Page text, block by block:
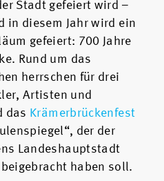
Stadt gefeiert wird –
in diesem Jahr wird ein
gefeiert: 700 Jahre
Rund um das
herrschen für drei
Artisten und
das Krämerbrückenfest
der der
Landeshauptstadt
haben soll.